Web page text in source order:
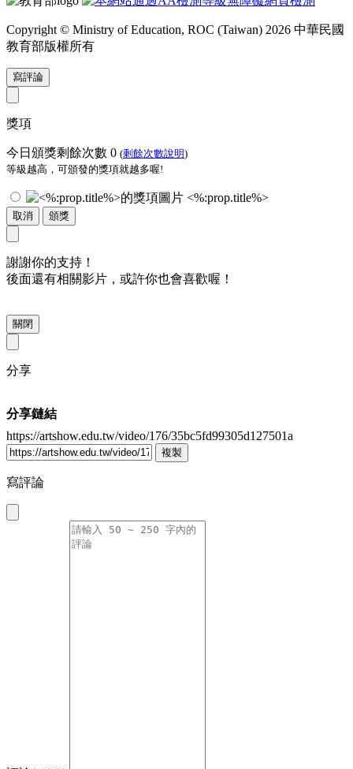
Copyright © Ministry of Education, ROC (Taiwan) 2026 中華民國
教育部版權所有
寫評論
獎項
今日頒獎剩餘次數 0 (剩餘次數說明)
等級越高，可頒發的獎項就越多喔!
<%:prop.title%>
取消 頒獎
謝謝你的支持！
後面還有相關影片，或許你也會喜歡喔！
關閉
分享
分享鏈結
https://artshow.edu.tw/video/176/35bc5fd99305d127501a
複製
寫評論